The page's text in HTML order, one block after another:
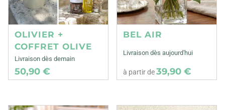
OLIVIER +
COFFRET OLIVE
Livraison dès demain
50,90 €
BEL AIR
Livraison dès aujourd'hui
à partir de39,90 €